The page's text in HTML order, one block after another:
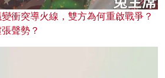
衝突導火線，雙方為何重啟戰爭？
聲勢？